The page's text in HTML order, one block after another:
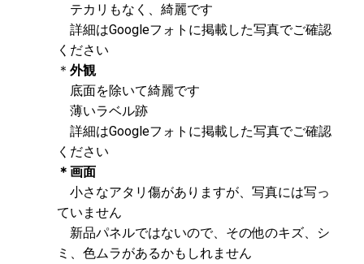
テカリもなく、綺麗です
詳細はGoogleフォトに掲載した写真でご確認
ください
＊ 外観
底面を除いて綺麗です
薄いラベル跡
詳細はGoogleフォトに掲載した写真でご確認
ください
＊画面
小さなアタリ傷がありますが、写真には写っ
ていません
新品パネルではないので、その他のキズ、シ
ミ、色ムラがあるかもしれません